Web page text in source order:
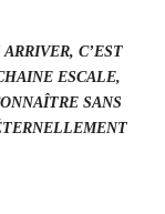
C’EST
ESCALE,
SANS